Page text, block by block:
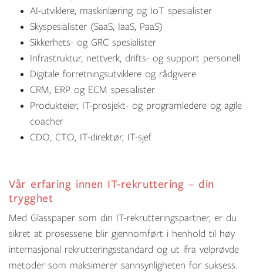
AI-utviklere, maskinlæring og IoT spesialister
Skyspesialister (SaaS, IaaS, PaaS)
Sikkerhets- og GRC spesialister
Infrastruktur, nettverk, drifts- og support personell
Digitale forretningsutviklere og rådgivere
CRM, ERP og ECM spesialister
Produkteier, IT-prosjekt- og programledere og agile
coacher
CDO, CTO, IT-direktør, IT-sjef
Vår erfaring innen IT-rekruttering – din
trygghet
Med Glasspaper som din IT-rekrutteringspartner, er du
sikret at prosessene blir gjennomført i henhold til høy
internasjonal rekrutteringsstandard og ut ifra velprøvde
metoder som maksimerer sannsynligheten for suksess.